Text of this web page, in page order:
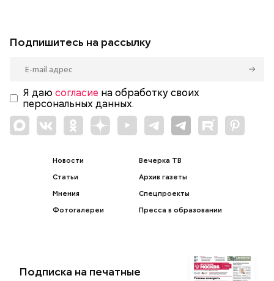
Подпишитесь на рассылку
Я даю согласие на обработку своих
персональных данных.
Новости
Статьи
Мнения
Фотогалереи
Вечерка ТВ
Архив газеты
Спецпроекты
Пресса в образовании
Подписка на печатные